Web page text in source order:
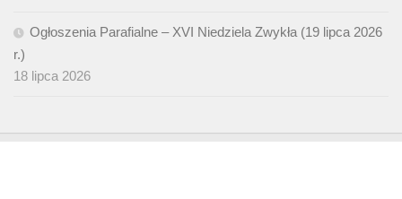
Ogłoszenia Parafialne – XVI Niedziela Zwykła (19 lipca 2026
r.)
18 lipca 2026